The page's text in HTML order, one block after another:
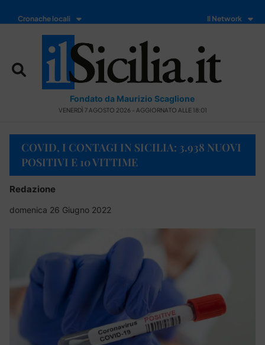
Cronache locali Il Network
Fondato da Maurizio Scaglione
VENERDÌ 7 AGOSTO 2026 - AGGIORNATO ALLE 18:01
COVID, I CONTAGI IN SICILIA: 3.938 NUOVI
POSITIVI E 10 VITTIME
Redazione
domenica 26 Giugno 2022